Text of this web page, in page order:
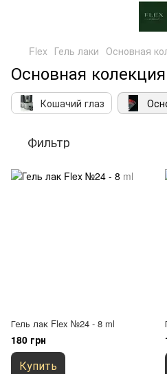
Flex Гель лаки Основная
Основная
Кошачий глаз
Фильтр
Гель лак Flex №24 - 8 ml
180 грн
Купить